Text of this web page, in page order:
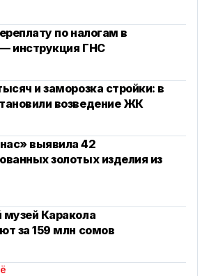
по налогам в
инструкция ГНС
и заморозка стройки: в
возведение ЖК
выявила 42
золотых изделия из
музей Каракола
за 159 млн сомов